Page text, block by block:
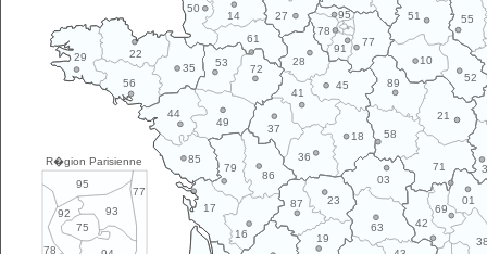
R�gion Parisienne
77
78
95
93
75
92
10
14
16
17
18
19
21
22
23
27
28
29
35
36
37
41
42
44
45
49
50
51
52
53
55
56
58
61
63
69
01
03
71
72
77
78
79
85
86
87
89
91
95